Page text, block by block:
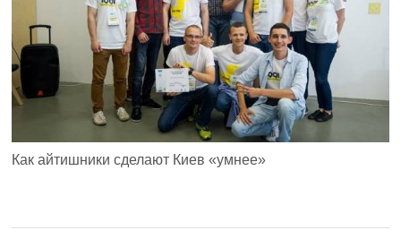
Как айтишники сделают Киев «умнее»